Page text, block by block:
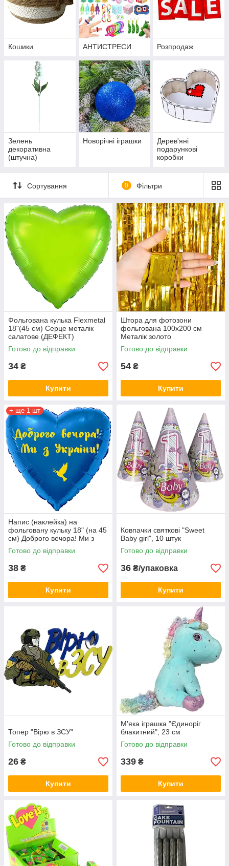
Кошики АНТИСТРЕСИ Розпродаж
Зелень
декоративна
(штучна)
Новорічні іграшки
Дерев'яні
подарункові
коробки
Сортування 0 Фільтри
Фольгована кулька Flexmetal
18"(45 см) Серце металік
салатове (ДЕФЕКТ)
Готово до відправки
34 ₴
Купити
Штора для фотозони
фольгована 100х200 см
Металік золото
Готово до відправки
54 ₴
Купити
+ ще 1 шт
Напис (наклейка) на
фольговану кульку 18" (на 45
см) Доброго вечора! Ми з
України! (будь-який колір)
Готово до відправки
38 ₴
Купити
Ковпачки святкові "Sweet
Baby girl", 10 штук
Готово до відправки
36 ₴/упаковка
Купити
Топер "Вірю в ЗСУ"
Готово до відправки
26 ₴
Купити
М'яка іграшка "Єдиноріг
блакитний", 23 см
Готово до відправки
339 ₴
Купити